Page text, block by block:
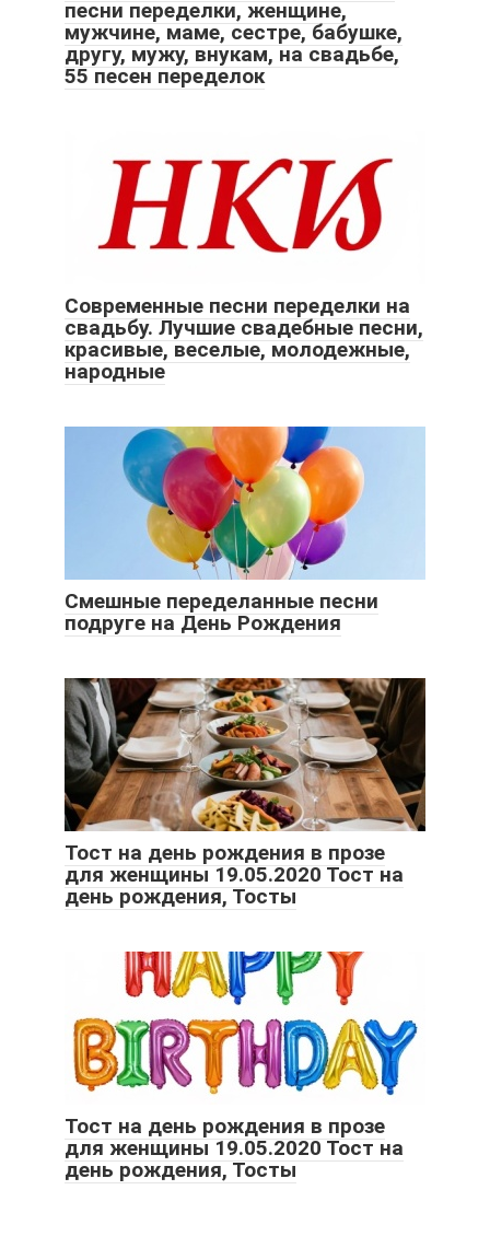
песни переделки, женщине,
мужчине, маме, сестре, бабушке,
другу, мужу, внукам, на свадьбе,
55 песен переделок
Современные песни переделки на
свадьбу. Лучшие свадебные песни,
красивые, веселые, молодежные,
народные
Смешные переделанные песни
подруге на День Рождения
Тост на день рождения в прозе
для женщины 19.05.2020 Тост на
день рождения, Тосты
Тост на день рождения в прозе
для женщины 19.05.2020 Тост на
день рождения, Тосты